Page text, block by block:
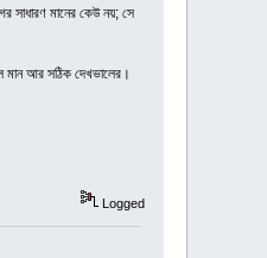
সাধারণ মানের কেউ নয়; সে
মান আর সঠিক দেখভালের।
Logged